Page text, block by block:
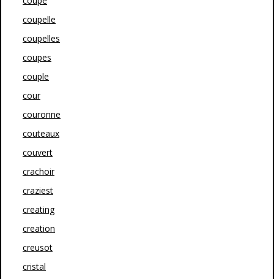
coupelle
coupelles
coupes
couple
cour
couronne
couteaux
couvert
crachoir
craziest
creating
creation
creusot
cristal